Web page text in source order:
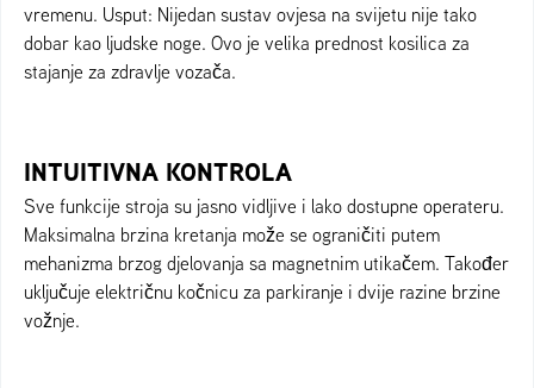
vremenu. Usput: Nijedan sustav ovjesa na svijetu nije tako
dobar kao ljudske noge. Ovo je velika prednost kosilica za
stajanje za zdravlje vozača.
INTUITIVNA KONTROLA
Sve funkcije stroja su jasno vidljive i lako dostupne operateru.
Maksimalna brzina kretanja može se ograničiti putem
mehanizma brzog djelovanja sa magnetnim utikačem. Također
uključuje električnu kočnicu za parkiranje i dvije razine brzine
vožnje.